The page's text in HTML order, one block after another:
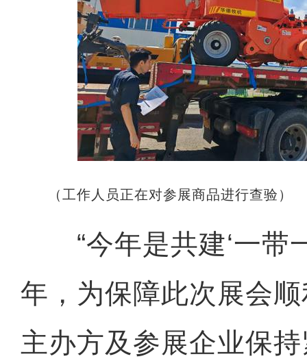
（工作人员正在对参展商品进行查验）
“今年是共建‘一带
年，为保障此次展会
主办方及参展企业保